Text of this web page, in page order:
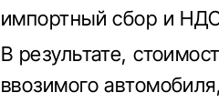
импортный сбор и
В результате,
ввозимого